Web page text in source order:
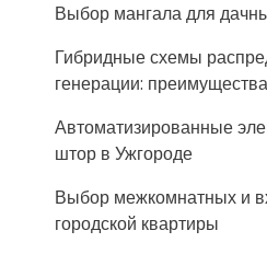
Выбор мангала для
Гибридные схемы
генерации: преимущества
Автоматизированные
штор в Ужгороде
Выбор межкомнатных и
городской квартиры